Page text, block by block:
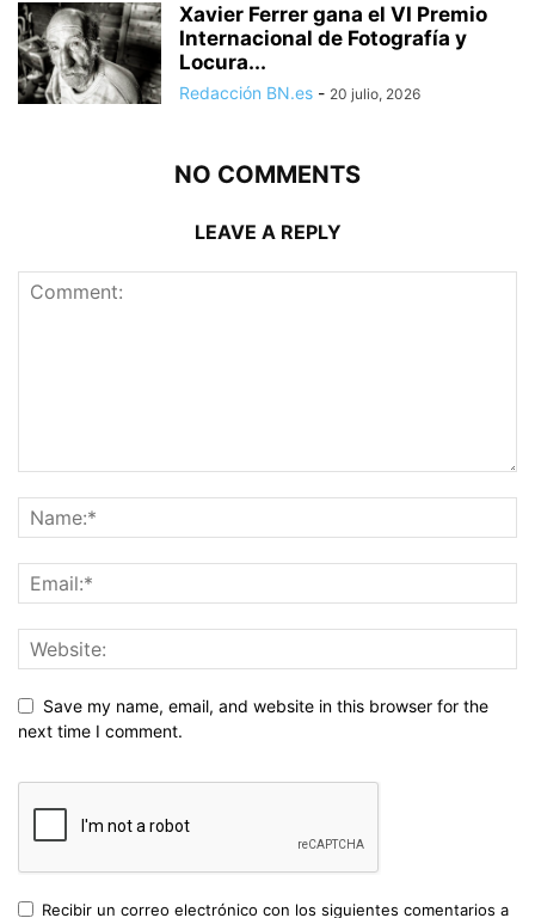
Xavier Ferrer gana el VI Premio
Internacional de Fotografía y
Locura...
Redacción BN.es - 20 julio, 2026
NO COMMENTS
LEAVE A REPLY
Save my name, email, and website in this browser for the
next time I comment.
Recibir un correo electrónico con los siguientes comentarios a